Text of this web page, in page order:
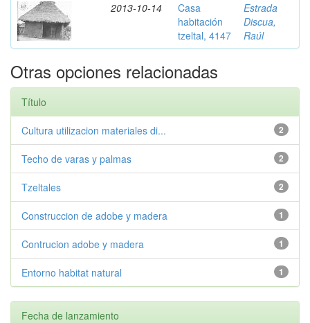
2013-10-14
Casa
habitación
tzeltal, 4147
Estrada
Discua,
Raúl
Otras opciones relacionadas
Título
2
Cultura utilizacion materiales di...
2
Techo de varas y palmas
2
Tzeltales
1
Construccion de adobe y madera
1
Contrucion adobe y madera
1
Entorno habitat natural
Fecha de lanzamiento